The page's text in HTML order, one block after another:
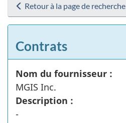
Retour à la page de recherche
Contrats
Nom du fournisseur :
MGIS Inc.
Description :
-